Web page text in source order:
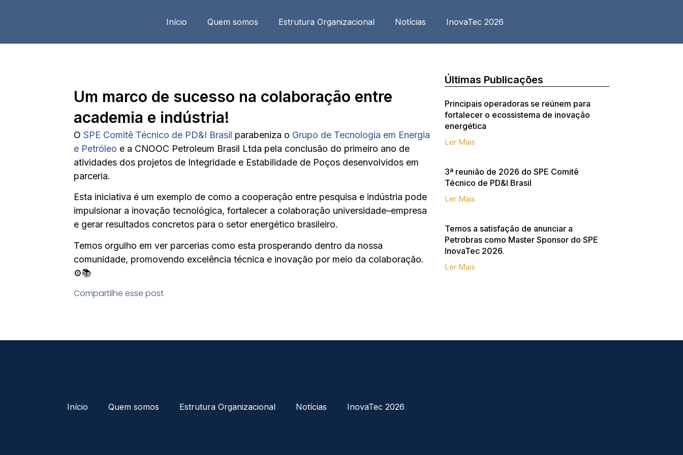
Início Quem somos Estrutura Organizacional Notícias InovaTec 2026
Um marco de sucesso na colaboração entre
academia e indústria!
O SPE Comitê Técnico de PD&I Brasil parabeniza o Grupo de Tecnologia em Energia
e Petróleo e a CNOOC Petroleum Brasil Ltda pela conclusão do primeiro ano de
atividades dos projetos de Integridade e Estabilidade de Poços desenvolvidos em
parceria.
Esta iniciativa é um exemplo de como a cooperação entre pesquisa e indústria pode
impulsionar a inovação tecnológica, fortalecer a colaboração universidade–empresa
e gerar resultados concretos para o setor energético brasileiro.
Temos orgulho em ver parcerias como esta prosperando dentro da nossa
comunidade, promovendo excelência técnica e inovação por meio da colaboração.
⚙️📚
Compartilhe esse post
Últimas Publicações
Principais operadoras se reúnem para
fortalecer o ecossistema de inovação
energética
Ler Mais
3ª reunião de 2026 do SPE Comitê
Técnico de PD&I Brasil
Ler Mais
Temos a satisfação de anunciar a
Petrobras como Master Sponsor do SPE
InovaTec 2026.
Ler Mais
Início Quem somos Estrutura Organizacional Notícias InovaTec 2026